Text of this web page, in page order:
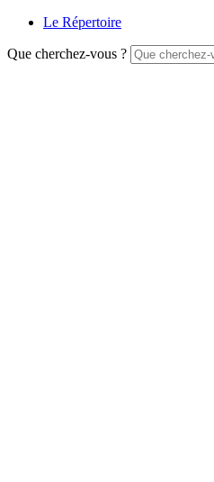
Le Répertoire
Que cherchez-vous ?